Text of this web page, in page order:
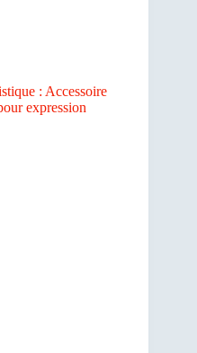
: Accessoire
expression